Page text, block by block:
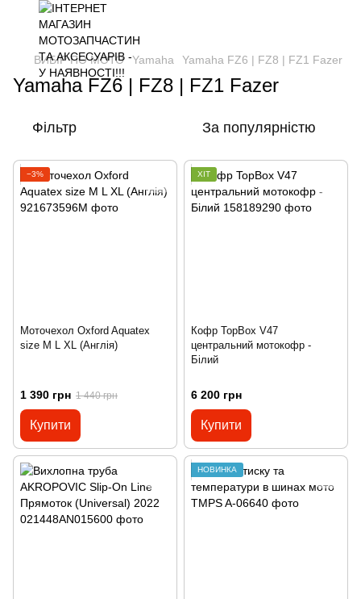
ВИБІР ПО МОТО Yamaha Yamaha FZ6 | FZ8 | FZ1 Fazer
Yamaha FZ6 | FZ8 | FZ1 Fazer
Фільтр За популярністю
−3%
Моточехол Oxford Aquatex
size M L XL (Англія)
1 390 грн 1 440 грн
Купити
ХІТ
Кофр TopBox V47
центральний мотокофр -
Білий
6 200 грн
Купити
НОВИНКА